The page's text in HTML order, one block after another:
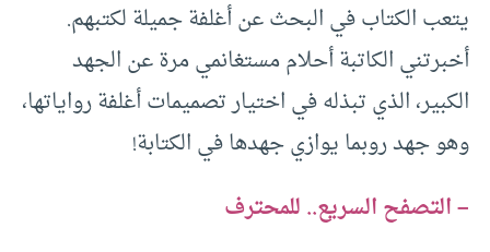
يتعب الكتاب في البحث عن أغلفة جميلة لكتبهم.
أخبرتني الكاتبة أحلام مستغانمي مرة عن الجهد
الكبير، الذي تبذله في اختيار تصميمات أغلفة رواياتها،
وهو جهد روبما يوازي جهدها في الكتابة!
– التصفح السريع.. للمحترف